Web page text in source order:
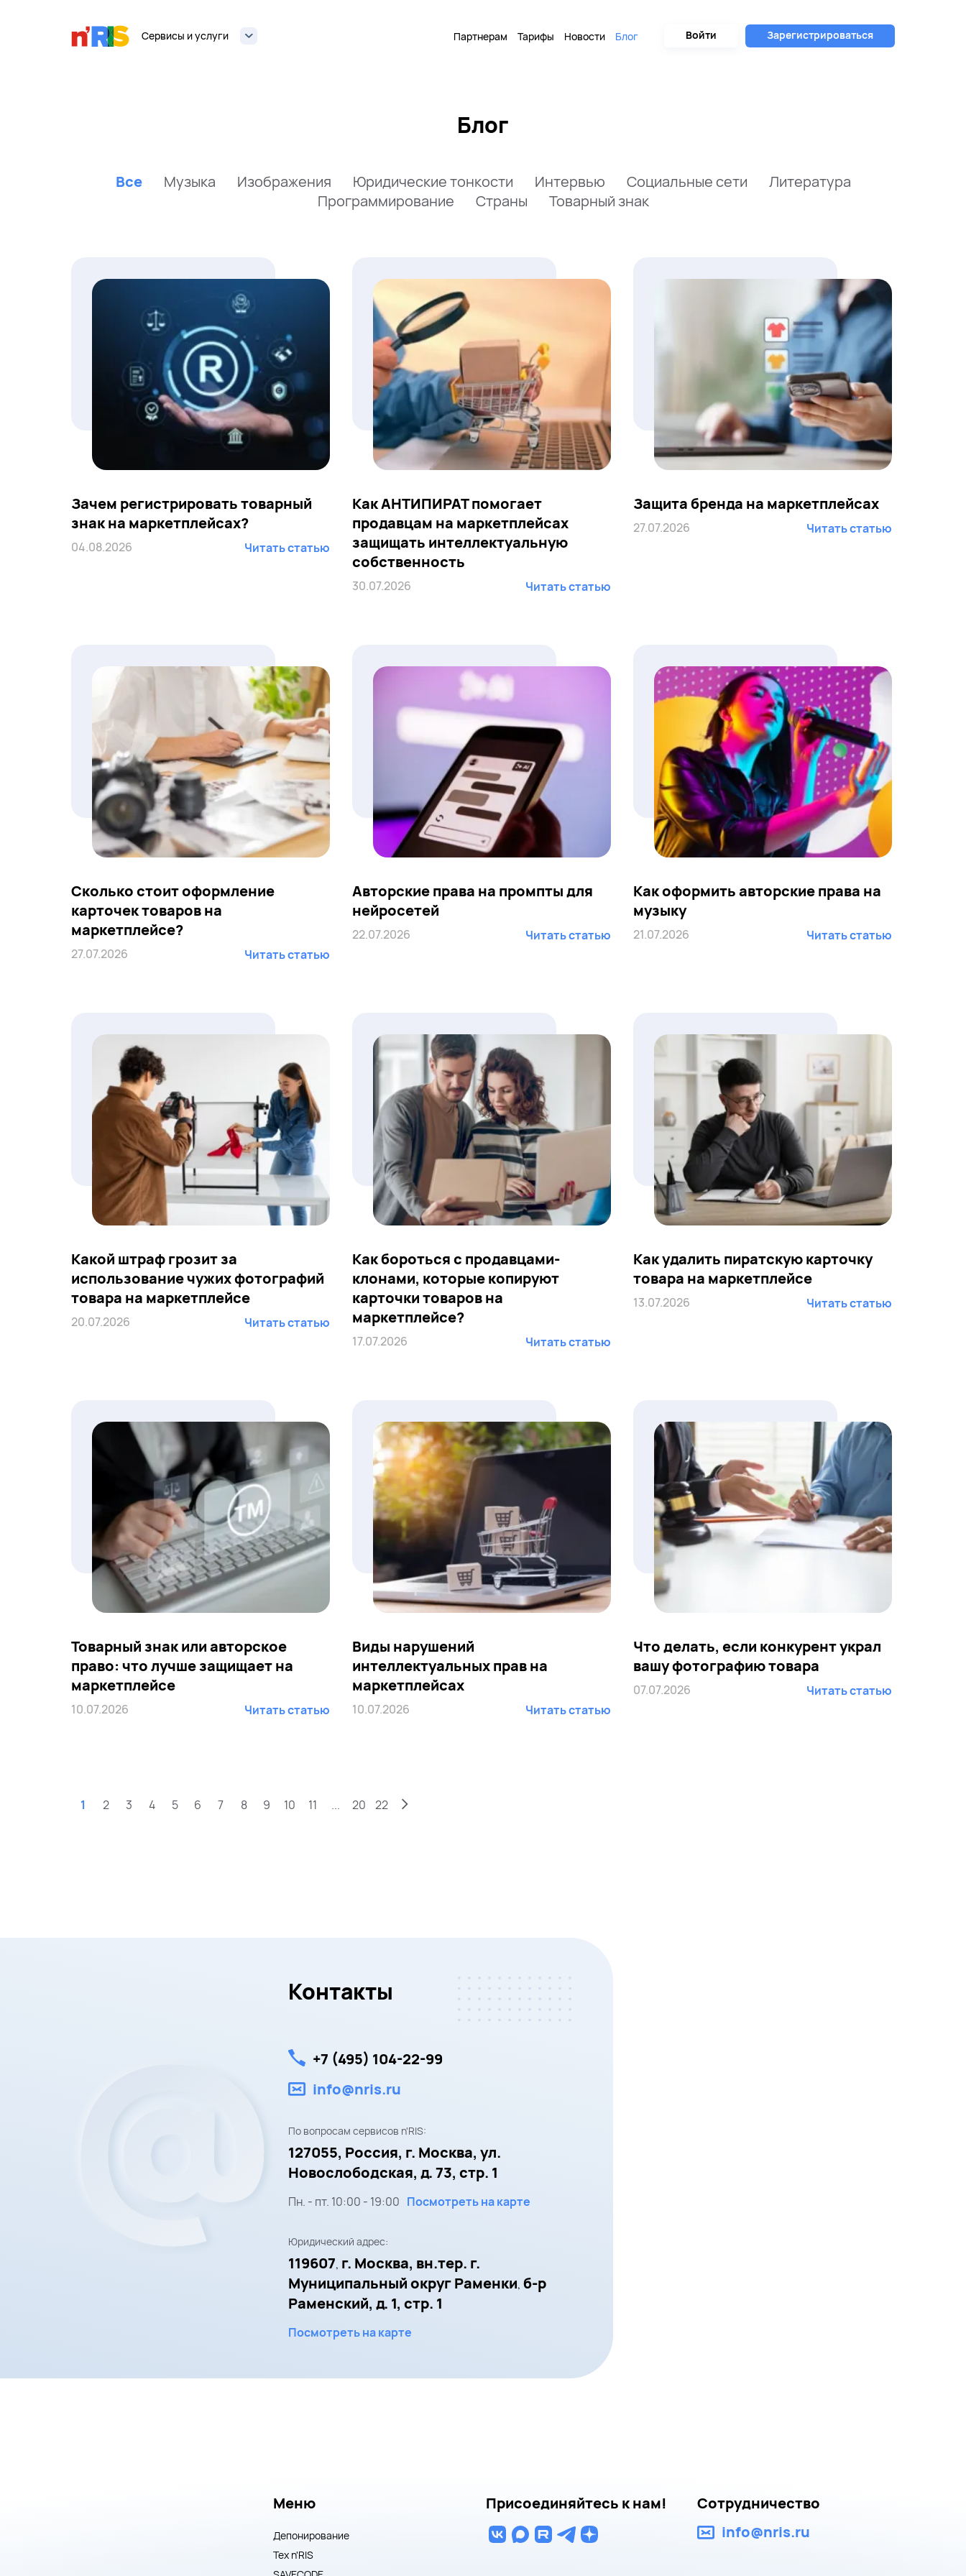
Сервисы и услуги Партнерам Тарифы Новости Блог Войти Зарегистрироваться
Блог
Все Музыка Изображения Юридические тонкости Интервью Социальные сети
Литература
Программирование
Страны Товарный знак
Зачем регистрировать товарный
знак на маркетплейсах?
04.08.2026 Читать статью
Как АНТИПИРАТ помогает
продавцам на маркетплейсах
защищать интеллектуальную
собственность
30.07.2026 Читать статью
Защита бренда на маркетплейсах
27.07.2026 Читать статью
Сколько стоит оформление
карточек товаров на
маркетплейсе?
27.07.2026 Читать статью
Авторские права на промпты для
нейросетей
22.07.2026 Читать статью
Как оформить авторские права на
музыку
21.07.2026 Читать статью
Какой штраф грозит за
использование чужих фотографий
товара на маркетплейсе
20.07.2026 Читать статью
Как бороться с продавцами-
клонами, которые копируют
карточки товаров на
маркетплейсе?
17.07.2026 Читать статью
Как удалить пиратскую карточку
товара на маркетплейсе
13.07.2026 Читать статью
Товарный знак или авторское
право: что лучше защищает на
маркетплейсе
10.07.2026 Читать статью
Виды нарушений
интеллектуальных прав на
маркетплейсах
10.07.2026 Читать статью
Что делать, если конкурент украл
вашу фотографию товара
07.07.2026 Читать статью
1 2 3 4 5 6 7 8 9 10 11 ... 20 22
Контакты
+7 (495) 104-22-99
info@nris.ru
По вопросам сервисов n'RIS:
127055, Россия, г. Москва, ул.
Новослободская, д. 73, стр. 1
Пн. - пт. 10:00 - 19:00 Посмотреть на карте
Юридический адрес:
119607, г. Москва, вн.тер. г.
Муниципальный округ Раменки, б-р
Раменский, д. 1, стр. 1
Посмотреть на карте
Меню
Депонирование
Тех n'RIS
Присоединяйтесь к нам!
Сотрудничество
info@nris.ru